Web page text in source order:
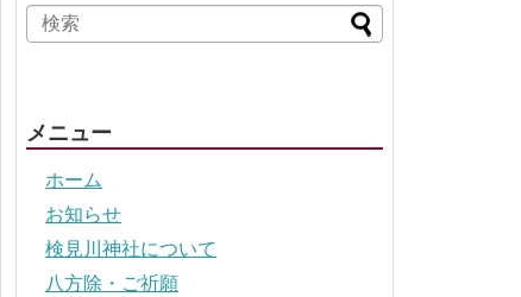
メニュー
ホーム
お知らせ
検見川神社について
八方除・ご祈願